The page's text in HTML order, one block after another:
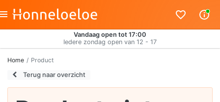
Vandaag open tot 17:00
Iedere zondag open van 12 - 17
Home Product
Terug naar overzicht